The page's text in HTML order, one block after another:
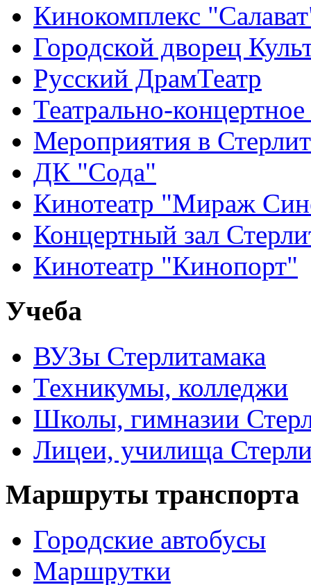
Кинокомплекс
Городской дворец
Русский ДрамТеатр
Театрально-
Мероприятия в
ДК "Сода"
Кинотеатр "Мираж
Концертный зал
Кинотеатр "Кинопорт"
Учеба
ВУЗы Стерлитамака
Техникумы, колледжи
Школы, гимназии
Лицеи, училища
Маршруты транспорта
Городские автобусы
Маршрутки